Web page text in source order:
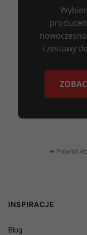
i zestawy
⬅ Powrót do
Linki w stopce
INSPIRACJE
Blog